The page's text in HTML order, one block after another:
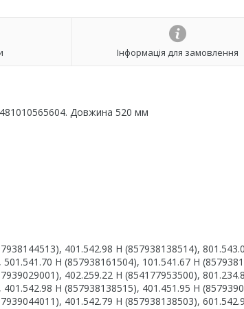
Інформація для замовлення
Довжина 520 мм
401.542.98 H (857938138514),
H (857938161504), 101.541.67 H
402.259.22 H (854177953500),
H (857938138515), 401.451.95 H
401.542.79 H (857938138503),